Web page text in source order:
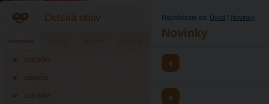
Detská obuv
kategórie
capačky
papuče
sandále
Nachádzate sa: Úvod / Novinky
Novinky